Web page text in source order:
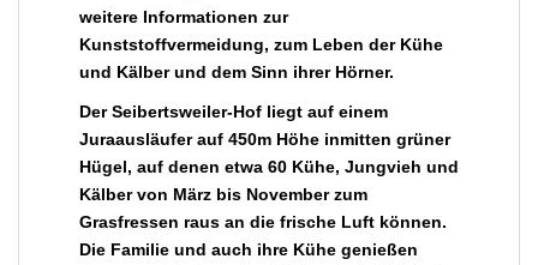
weitere Informationen zur
Kunststoffvermeidung, zum Leben der Kühe
und Kälber und dem Sinn ihrer Hörner.
Der Seibertsweiler-Hof liegt auf einem
Juraausläufer auf 450m Höhe inmitten grüner
Hügel, auf denen etwa 60 Kühe, Jungvieh und
Kälber von März bis November zum
Grasfressen raus an die frische Luft können.
Die Familie und auch ihre Kühe genießen